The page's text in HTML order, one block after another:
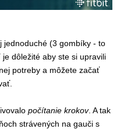
jednoduché (3 gombíky - to
dôležité aby ste si upravili
potreby a môžete začať
počítanie krokov. A tak
strávených na gauči s